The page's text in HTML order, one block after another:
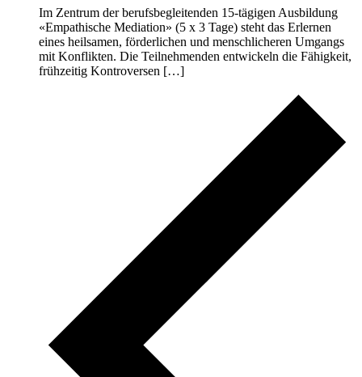
Im Zentrum der berufsbegleitenden 15-tägigen Ausbildung
«Empathische Mediation» (5 x 3 Tage) steht das Erlernen
eines heilsamen, förderlichen und menschlicheren Umgangs
mit Konflikten. Die Teilnehmenden entwickeln die Fähigkeit,
frühzeitig Kontroversen […]